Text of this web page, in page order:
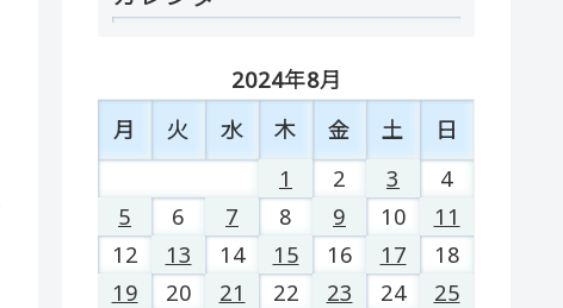
2024年8月
月
火 水 木 金 土
日
1
2 3
4
5
6 7 8 9 10
11
12
13 14 15 16 17
18
19
20 21 22 23 24
25